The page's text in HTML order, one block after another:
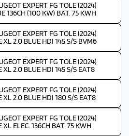
EXPERT FG TOLE (2024)
136CH (100 KW) BAT. 75 KWH
EXPERT FG TOLE (2024)
XL 2.0 BLUE HDI 145 S/S BVM6
EXPERT FG TOLE (2024)
XL 2.0 BLUE HDI 145 S/S EAT8
EXPERT FG TOLE (2024)
XL 2.0 BLUE HDI 180 S/S EAT8
EXPERT FG TOLE (2024)
ELEC. 136CH BAT. 75 KWH